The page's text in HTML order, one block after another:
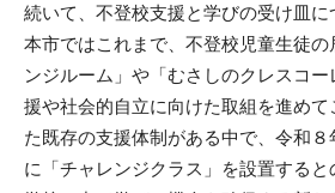
続いて、不登校支援と学びの受け皿に
本市ではこれまで、不登校児童生徒
ンジルーム」や「むさしのクレスコ
援や社会的自立に向けた取組を進め
た既存の支援体制がある中で、令和
に「チャレンジクラス」を設置すると